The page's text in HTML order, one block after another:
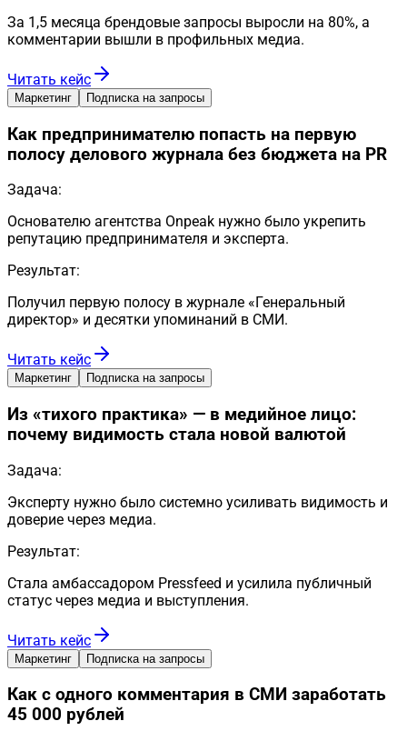
За 1,5 месяца брендовые запросы выросли на 80%, а
комментарии вышли в профильных медиа.
Читать кейс
Маркетинг Подписка на запросы
Как предпринимателю попасть на первую
полосу делового журнала без бюджета на PR
Задача:
Основателю агентства Onpeak нужно было укрепить
репутацию предпринимателя и эксперта.
Результат:
Получил первую полосу в журнале «Генеральный
директор» и десятки упоминаний в СМИ.
Читать кейс
Маркетинг Подписка на запросы
Из «тихого практика» — в медийное лицо:
почему видимость стала новой валютой
Задача:
Эксперту нужно было системно усиливать видимость и
доверие через медиа.
Результат:
Стала амбассадором Pressfeed и усилила публичный
статус через медиа и выступления.
Читать кейс
Маркетинг Подписка на запросы
Как с одного комментария в СМИ заработать
45 000 рублей